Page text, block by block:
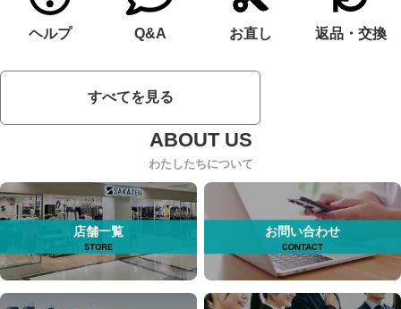
ヘルプ Q&A お直し 返品・交換
すべてを見る
わたしたちについて
店舗一覧 お問い合わせ